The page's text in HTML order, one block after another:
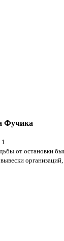
Фучика
от остановки